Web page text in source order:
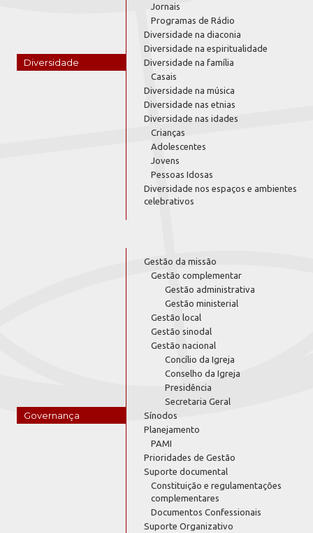
Diversidade
Jornais
Programas de Rádio
Diversidade na diaconia
Diversidade na espiritualidade
Diversidade na família
Casais
Diversidade na música
Diversidade nas etnias
Diversidade nas idades
Crianças
Adolescentes
Jovens
Pessoas Idosas
Diversidade nos espaços e ambientes
celebrativos
Governança
Gestão da missão
Gestão complementar
Gestão administrativa
Gestão ministerial
Gestão local
Gestão sinodal
Gestão nacional
Concílio da Igreja
Conselho da Igreja
Presidência
Secretaria Geral
Sínodos
Planejamento
PAMI
Prioridades de Gestão
Suporte documental
Constituição e regulamentações
complementares
Documentos Confessionais
Suporte Organizativo